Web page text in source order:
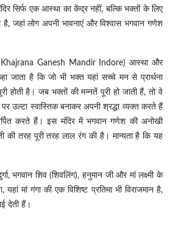
सिर्फ एक आस्था का केंद्र नहीं, बल्कि भक्तों के लिए
जहां लोग अपनी भावनाएं और विश्वास भगवान गणेश
Ganesh Mandir Indore) आस्था और
जाता है कि जो भी भक्त यहां सच्चे मन से प्रार्थना
होती है। जब भक्तों की मन्नतें पूरी हो जाती हैं, तो वे
उल्टा स्वास्तिक बनाकर अपनी श्रद्धा व्यक्त करते हैं
करते हैं। इस मंदिर में भगवान गणेश की अनोखी
की तरह पूरी तरह लाल रंग की है। मान्यता है कि यह
भगवान शिव (शिवलिंग), हनुमान जी और मां लक्ष्मी के
मां गंगा की एक विशिष्ट प्रतिमा भी विराजमान है,
देती हैं।